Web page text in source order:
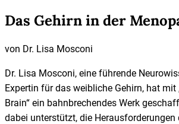
Das Gehirn in der
von Dr. Lisa Mosconi
Dr. Lisa Mosconi, eine führende
Expertin für das weibliche Gehirn, hat mit
Brain“ ein bahnbrechendes Werk
dabei unterstützt, die